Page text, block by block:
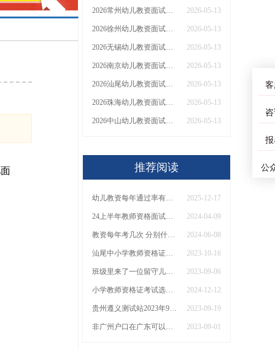
2026常州幼儿教资面试淘汰率一般多大？ 2026-05-13
2026徐州幼儿教资面试淘汰率一般多大？ 2026-05-13
2026无锡幼儿教资面试淘汰率一般多大？ 2026-05-13
2026南京幼儿教资面试淘汰率一般多大？ 2026-05-13
2026汕尾幼儿教资面试淘汰率一般多大？ 2026-05-13
2026珠海幼儿教资面试淘汰率一般多大？ 2026-05-13
2026中山幼儿教资面试淘汰率一般多大？ 2026-05-13
推荐阅读
幼儿教资每年通过率有多少？一文说清报考真相！ 2025-12-17
24上半年教师资格面试准考证啥时候打印 附详细打印流程 2024-04-09
教资每年考几次 分别什么时间 2024-06-08
汕尾中小学教师资格证培训班多少钱？怎么选？ 2023-10-16
班级里来了一位留守儿童作为一名老师应该怎么做 2023-09-06
小学教师资格证考试选什么学科比较好 2024-12-12
贵州遵义测试站2023年9月普通话考试时间将于9月23日至24日 报名时间从9月16日起 2023-09-19
非广州户口在广东可以报考教师资格证吗？ 2023-09-01
公